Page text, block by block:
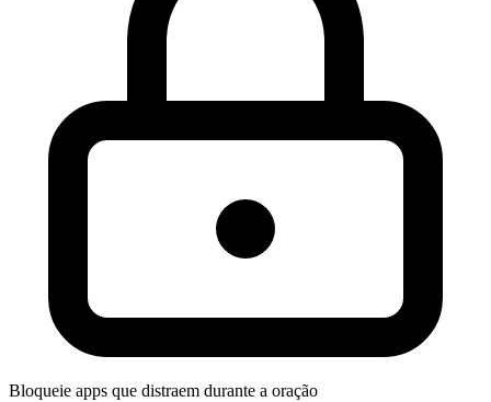
Bloqueie apps que distraem durante a oração